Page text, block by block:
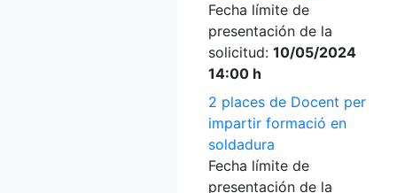
Fecha límite de
presentación de la
solicitud: 10/05/2024
14:00 h
2 places de Docent per
impartir formació en
soldadura
Fecha límite de
presentación de la